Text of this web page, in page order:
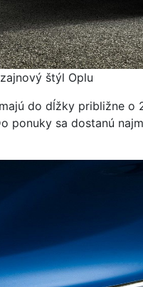
štýl Oplu
do dĺžky približne o
ponuky sa dostanú